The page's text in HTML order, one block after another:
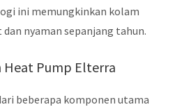
ini memungkinkan kolam
nyaman sepanjang tahun.
Pump Elterra
beberapa komponen utama